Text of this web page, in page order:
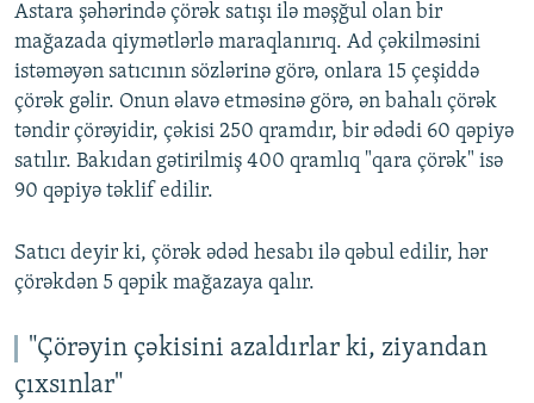
Astara şəhərində çörək satışı ilə məşğul olan bir
mağazada qiymətlərlə maraqlanırıq. Ad çəkilməsini
istəməyən satıcının sözlərinə görə, onlara 15 çeşiddə
çörək gəlir. Onun əlavə etməsinə görə, ən bahalı çörək
təndir çörəyidir, çəkisi 250 qramdır, bir ədədi 60 qəpiyə
satılır. Bakıdan gətirilmiş 400 qramlıq "qara çörək" isə
90 qəpiyə təklif edilir.
Satıcı deyir ki, çörək ədəd hesabı ilə qəbul edilir, hər
çörəkdən 5 qəpik mağazaya qalır.
"Çörəyin çəkisini azaldırlar ki, ziyandan
çıxsınlar"